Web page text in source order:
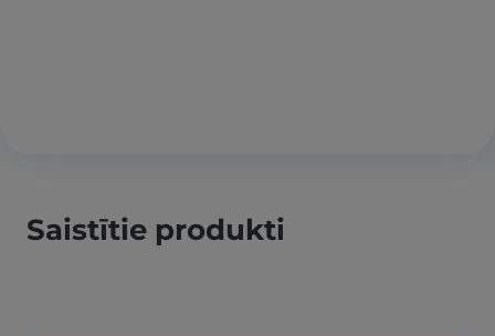
Saistītie produkti